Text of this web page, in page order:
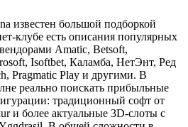
известен большой подборкой
клубе есть описания популярных
Amatic, Betsoft,
Isoftbet, Каламба, НетЭнт, Ред
Pragmatic Play и другими. В
реально поискать прибыльные
традиционный софт от
и более актуальные 3D-слоты с